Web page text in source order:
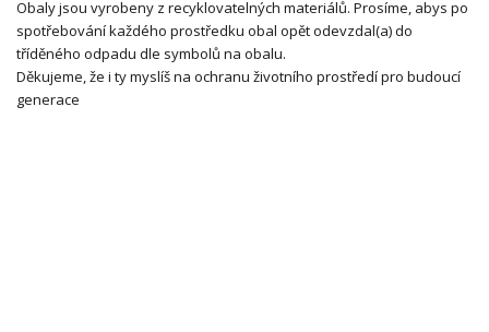
Obaly jsou vyrobeny z recyklovatelných materiálů. Prosíme, abys po
spotřebování každého prostředku obal opět odevzdal(a) do
tříděného odpadu dle symbolů na obalu.
Děkujeme, že i ty myslíš na ochranu životního prostředí pro budoucí
generace